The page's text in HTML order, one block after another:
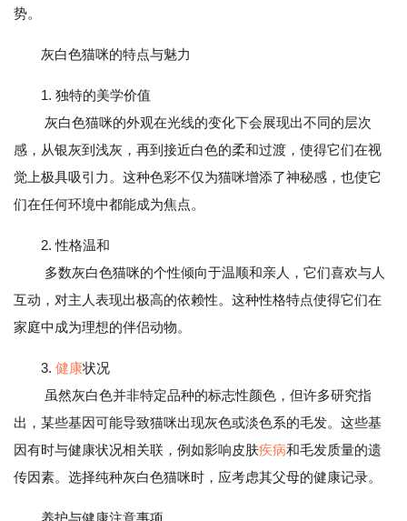
势。
灰白色猫咪的特点与魅力
1. 独特的美学价值
灰白色猫咪的外观在光线的变化下会展现出不同的层次
感，从银灰到浅灰，再到接近白色的柔和过渡，使得它们在视
觉上极具吸引力。这种色彩不仅为猫咪增添了神秘感，也使它
们在任何环境中都能成为焦点。
2. 性格温和
多数灰白色猫咪的个性倾向于温顺和亲人，它们喜欢与人
互动，对主人表现出极高的依赖性。这种性格特点使得它们在
家庭中成为理想的伴侣动物。
3. 健康状况
虽然灰白色并非特定品种的标志性颜色，但许多研究指
出，某些基因可能导致猫咪出现灰色或淡色系的毛发。这些基
因有时与健康状况相关联，例如影响皮肤疾病和毛发质量的遗
传因素。选择纯种灰白色猫咪时，应考虑其父母的健康记录。
养护与健康注意事项